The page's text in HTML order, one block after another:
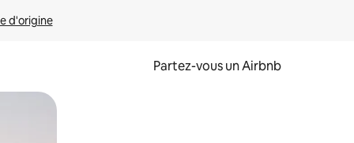
d'origine
Partez-vous un Airbnb